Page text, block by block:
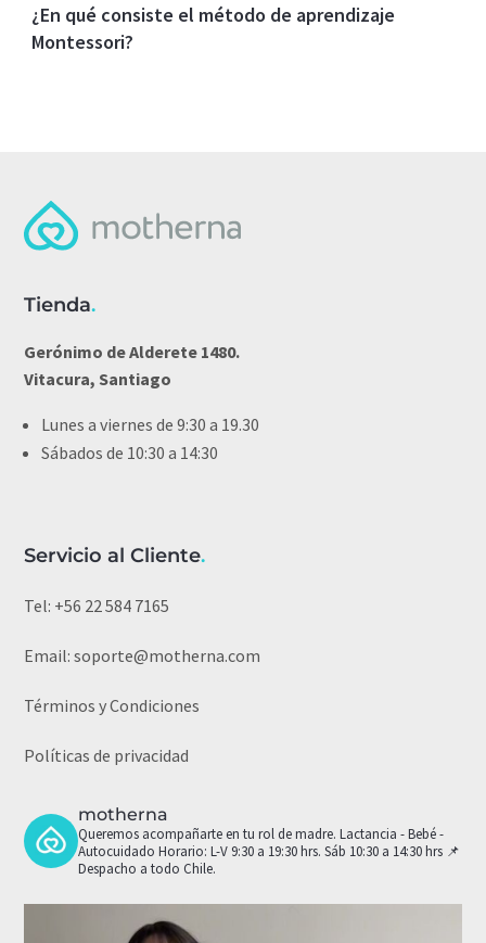
¿En qué consiste el método de aprendizaje
Montessori?
Tienda.
Gerónimo de Alderete 1480.
Vitacura, Santiago
Lunes a viernes de 9:30 a 19.30
Sábados de 10:30 a 14:30
Servicio al Cliente.
Tel: +56 22 584 7165
Email:soporte@motherna.com
Términos y Condiciones
Políticas de privacidad
motherna
Queremos acompañarte en tu rol de madre. Lactancia - Bebé -
Autocuidado Horario: L-V 9:30 a 19:30 hrs. Sáb 10:30 a 14:30 hrs 📌
Despacho a todo Chile.